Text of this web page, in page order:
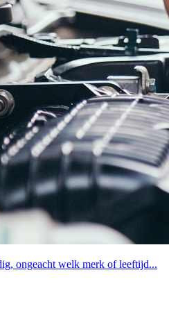
ongeacht welk merk of leeftijd...